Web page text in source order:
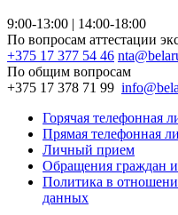
9:00-13:00 | 14:00-18:00
По вопросам аттестации
+375 17 377 54 46
По общим вопросам
+375 17 378 71 99
Горячая телефонная
Прямая телефонная
Личный прием
Обращения граждан
Политика в
данных